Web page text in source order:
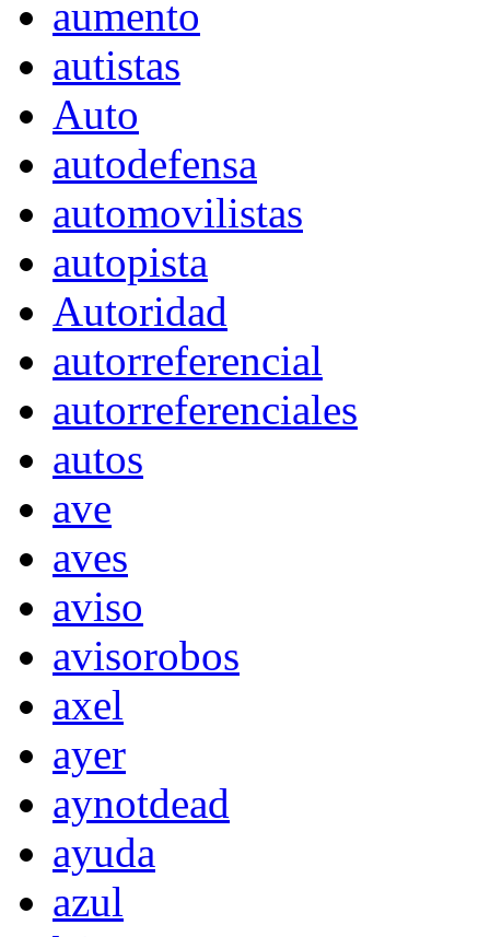
aumento
autistas
Auto
autodefensa
automovilistas
autopista
Autoridad
autorreferencial
autorreferenciales
autos
ave
aves
aviso
avisorobos
axel
ayer
aynotdead
ayuda
azul